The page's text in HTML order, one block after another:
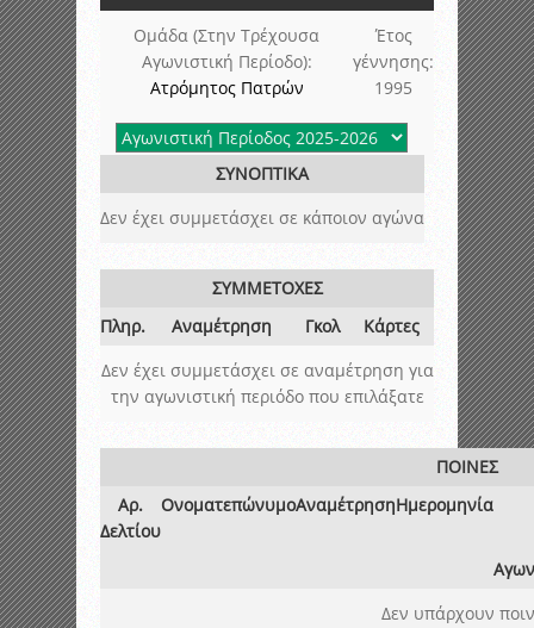
Ομάδα (Στην Τρέχουσα
Αγωνιστική Περίοδο):
Ατρόμητος Πατρών
Έτος
γέννησης:
1995
ΣΥΝΟΠΤΙΚΑ
Δεν έχει συμμετάσχει σε κάποιον αγώνα
ΣΥΜΜΕΤΟΧΕΣ
Πληρ.
Αναμέτρηση Γκολ
Κάρτες
Δεν έχει συμμετάσχει σε αναμέτρηση για
την αγωνιστική περιόδο που επιλάξατε
ΠΟΙΝΕΣ
Αρ.
Δελτίου
ΟνοματεπώνυμοΑναμέτρησηΗμερομηνία
Δεν υπάρχουν